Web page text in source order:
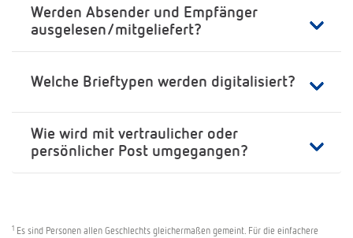
Werden Absender und Empfänger
ausgelesen/mitgeliefert?
Welche Brieftypen werden digitalisiert?
Wie wird mit vertraulicher oder
persönlicher Post umgegangen?
1 Es sind Personen allen Geschlechts gleichermaßen gemeint. Für die einfachere